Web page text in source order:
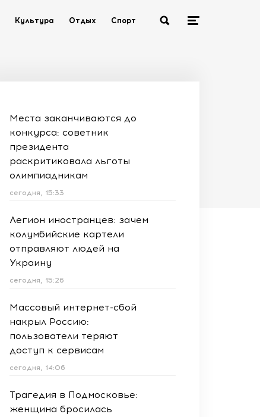
Культура Отдых Спорт
Места заканчиваются до
конкурса: советник
президента
раскритиковала льготы
олимпиадникам
сегодня, 15:33
Легион иностранцев: зачем
колумбийские картели
отправляют людей на
Украину
сегодня, 15:26
Массовый интернет-сбой
накрыл Россию:
пользователи теряют
доступ к сервисам
сегодня, 14:06
Трагедия в Подмосковье:
женщина бросилась